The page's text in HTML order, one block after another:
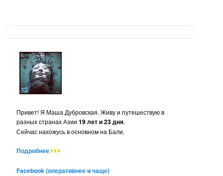
Привет! Я Маша Дубровская. Живу и путешествую в
разных странах Азии19 лет и 23 дня.
Сейчас нахожусь в основном на Бали.
Подробнее
Facebook (оперативнее и чаще)